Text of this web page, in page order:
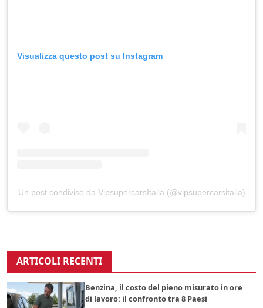
Visualizza questo post su Instagram
Un post condiviso da VipsupercarsItalia (@vipsupercarsitalia)
ARTICOLI RECENTI
Benzina, il costo del pieno misurato in ore
di lavoro: il confronto tra 8 Paesi